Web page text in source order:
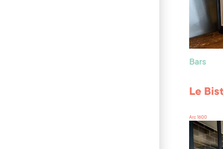
Bars
Le
Arc 1600